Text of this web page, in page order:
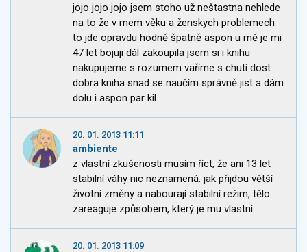
jojo jojo jojo jsem stoho už neštastna nehlede
na to že v mem věku a ženskych problemech
to jde opravdu hodně špatně aspon u mě je mi
47 let bojuji dál zakoupila jsem si i knihu
nakupujeme s rozumem vaříme s chutí dost
dobra kniha snad se naučím správně jist a dám
dolu i aspon par kil
20. 01. 2013 11:11
ambiente
z vlastní zkušenosti musím říct, že ani 13 let
stabilní váhy nic neznamená. jak přijdou větší
životní změny a nabourají stabilní režim, tělo
zareaguje způsobem, který je mu vlastní.
20. 01. 2013 11:09